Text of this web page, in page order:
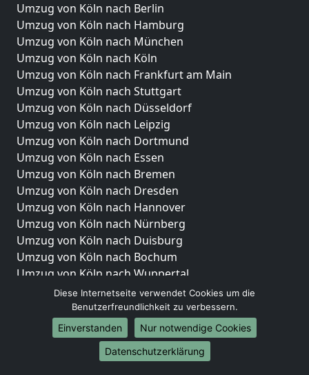
Umzug von Köln nach Berlin
Umzug von Köln nach Hamburg
Umzug von Köln nach München
Umzug von Köln nach Köln
Umzug von Köln nach Frankfurt am Main
Umzug von Köln nach Stuttgart
Umzug von Köln nach Düsseldorf
Umzug von Köln nach Leipzig
Umzug von Köln nach Dortmund
Umzug von Köln nach Essen
Umzug von Köln nach Bremen
Umzug von Köln nach Dresden
Umzug von Köln nach Hannover
Umzug von Köln nach Nürnberg
Umzug von Köln nach Duisburg
Umzug von Köln nach Bochum
Umzug von Köln nach Wuppertal
Umzug von Köln nach Bielefeld
Umzug von Köln nach Bonn
Umzug von Köln nach Münster
Internationale-Umzüge
Diese Internetseite verwendet Cookies um die
Benutzerfreundlichkeit zu verbessern.
Einverstanden
Nur notwendige Cookies
Datenschutzerklärung